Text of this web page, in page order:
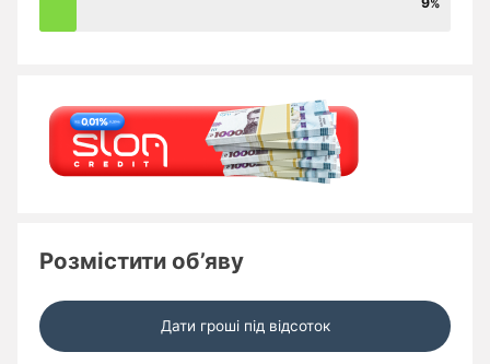
Розмістити об’яву
Дати гроші під відсоток